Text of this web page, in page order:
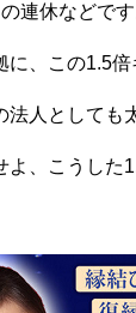
連休などです
に、この1.5
法人としても
よ、こうした